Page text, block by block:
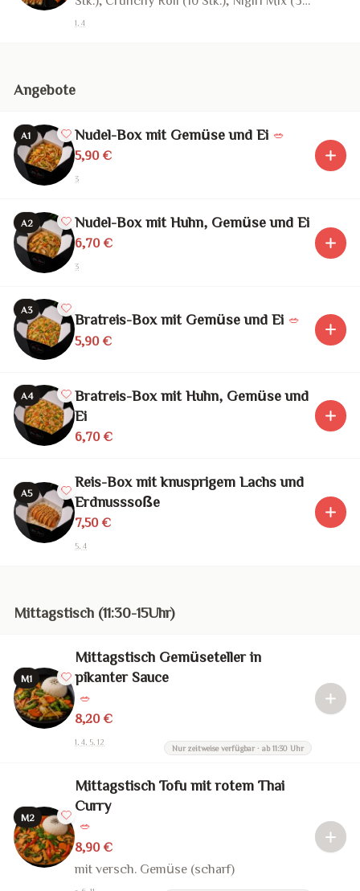
Stk.) (57 Stk.)
1, 4
Angebote
A1 Nudel-Box mit Gemüse und Ei 🥗
5,90 €
3
A2 Nudel-Box mit Huhn, Gemüse und Ei
6,70 €
3
A3
Bratreis-Box mit Gemüse und Ei 🥗
5,90 €
A4
Bratreis-Box mit Huhn, Gemüse und
Ei
6,70 €
A5
Reis-Box mit knusprigem Lachs und
Erdnusssoße
7,50 €
5, 4
Mittagstisch (11:30-15Uhr)
M1
Mittagstisch Gemüseteller in
pikanter Sauce
🥗
8,20 €
1, 4, 5, 12
Nur zeitweise verfügbar · ab 11:30 Uhr
M2
Mittagstisch Tofu mit rotem Thai
Curry
🥗
8,90 €
mit versch. Gemüse (scharf)